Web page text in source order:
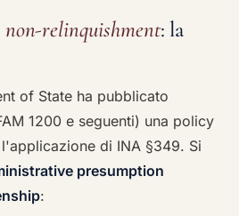
non-relinquishment: la
of State ha pubblicato
1200 e seguenti) una policy
di INA §349. Si
presumption
: